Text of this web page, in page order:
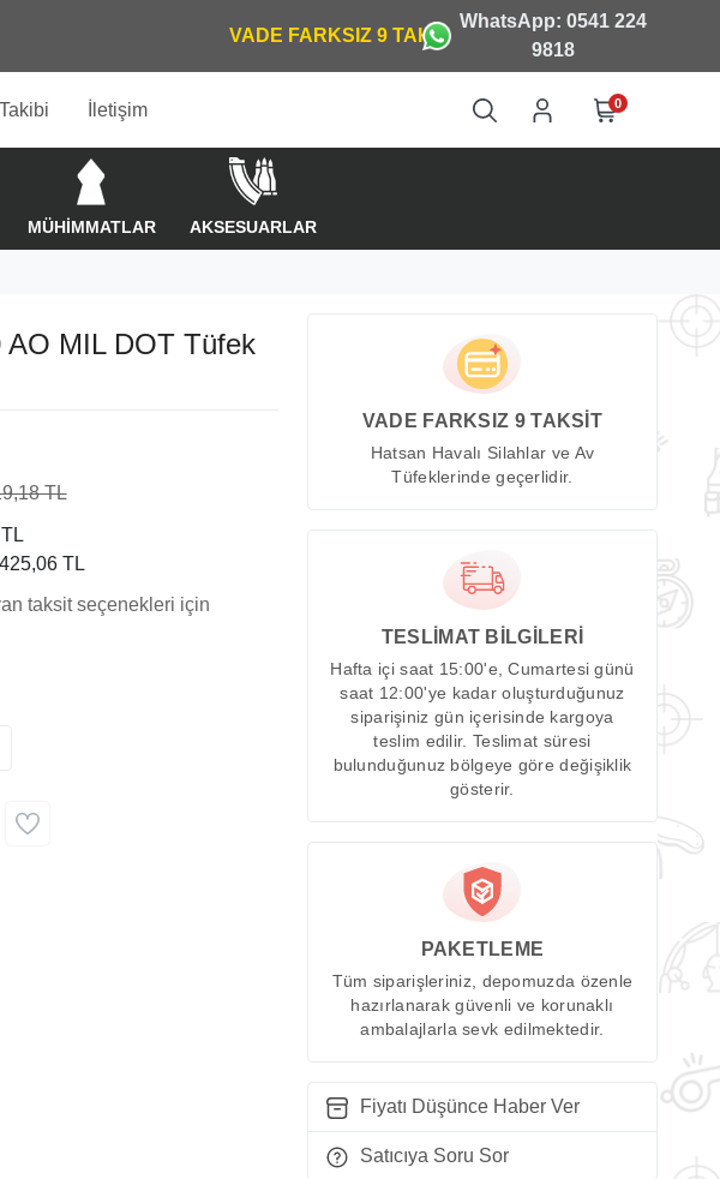
WhatsApp: 0541 224
9818
İletişim 0
MÜHİMMATLAR AKSESUARLAR
AO MIL DOT Tüfek
TL
TL
taksit seçenekleri için
VADE FARKSIZ 9 TAKSİT
Hatsan Havalı Silahlar ve Av
Tüfeklerinde geçerlidir.
TESLİMAT BİLGİLERİ
Hafta içi saat 15:00'e, Cumartesi günü
saat 12:00'ye kadar oluşturduğunuz
siparişiniz gün içerisinde kargoya
teslim edilir. Teslimat süresi
bulunduğunuz bölgeye göre değişiklik
gösterir.
PAKETLEME
Tüm siparişleriniz, depomuzda özenle
hazırlanarak güvenli ve korunaklı
ambalajlarla sevk edilmektedir.
Fiyatı Düşünce Haber Ver
Satıcıya Soru Sor